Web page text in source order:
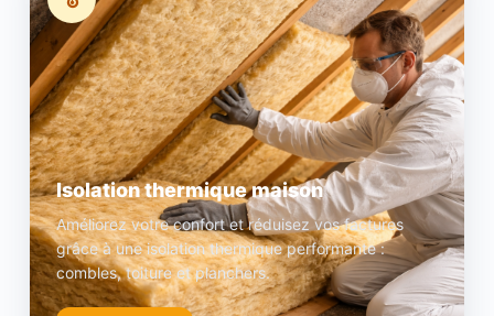
Isolation thermique maison
Améliorez votre confort et réduisez vos factures
grâce à une isolation thermique performante :
combles, toiture et planchers.